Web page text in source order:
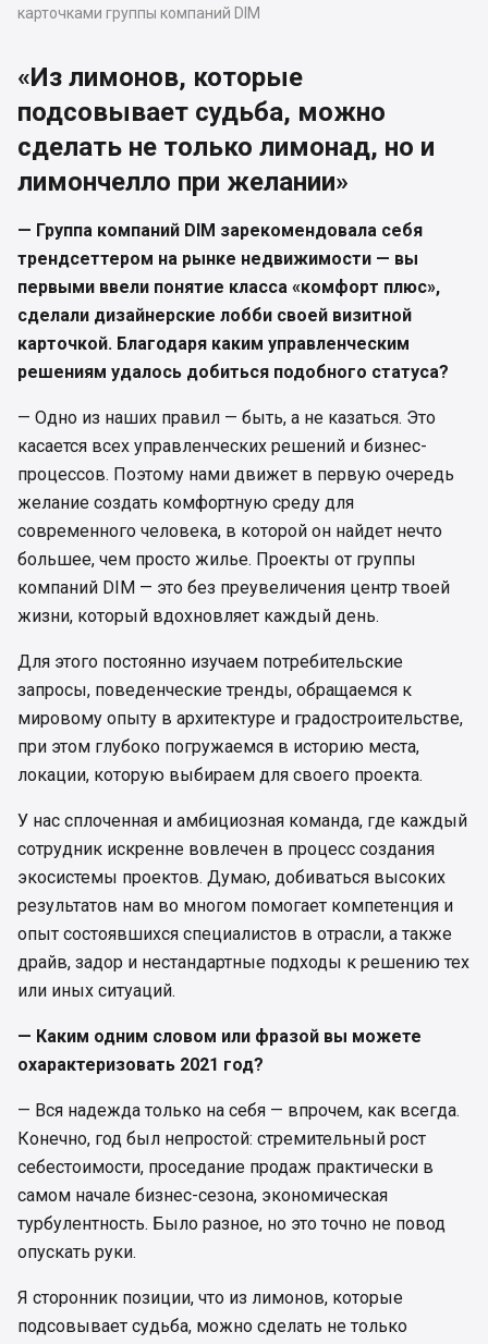
карточками группы компаний DIM
«Из лимонов, которые
подсовывает судьба, можно
сделать не только лимонад, но и
лимончелло при желании»
— Группа компаний DIM зарекомендовала себя
трендсеттером на рынке недвижимости — вы
первыми ввели понятие класса «комфорт плюс»,
сделали дизайнерские лобби своей визитной
карточкой. Благодаря каким управленческим
решениям удалось добиться подобного статуса?
— Одно из наших правил — быть, а не казаться. Это
касается всех управленческих решений и бизнес-
процессов. Поэтому нами движет в первую очередь
желание создать комфортную среду для
современного человека, в которой он найдет нечто
большее, чем просто жилье. Проекты от группы
компаний DIM — это без преувеличения центр твоей
жизни, который вдохновляет каждый день.
Для этого постоянно изучаем потребительские
запросы, поведенческие тренды, обращаемся к
мировому опыту в архитектуре и градостроительстве,
при этом глубоко погружаемся в историю места,
локации, которую выбираем для своего проекта.
У нас сплоченная и амбициозная команда, где каждый
сотрудник искренне вовлечен в процесс создания
экосистемы проектов. Думаю, добиваться высоких
результатов нам во многом помогает компетенция и
опыт состоявшихся специалистов в отрасли, а также
драйв, задор и нестандартные подходы к решению тех
или иных ситуаций.
— Каким одним словом или фразой вы можете
охарактеризовать 2021 год?
— Вся надежда только на себя — впрочем, как всегда.
Конечно, год был непростой: стремительный рост
себестоимости, проседание продаж практически в
самом начале бизнес-сезона, экономическая
турбулентность. Было разное, но это точно не повод
опускать руки.
Я сторонник позиции, что из лимонов, которые
подсовывает судьба, можно сделать не только